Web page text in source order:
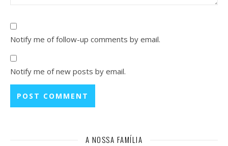
Notify me of follow-up comments by email.
Notify me of new posts by email.
A NOSSA FAMÍLIA